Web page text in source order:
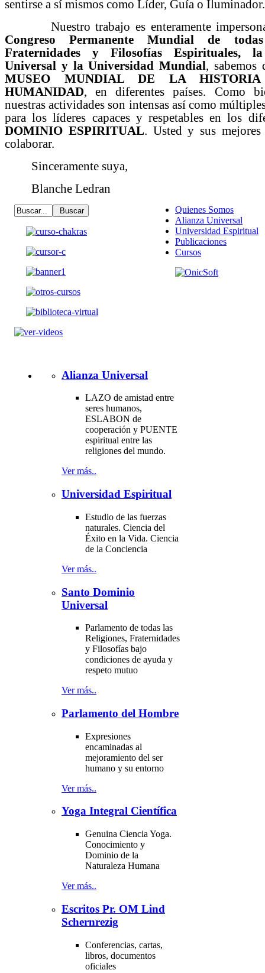
sentirse a sí mismos como Líder, Guía o Iluminador.
Nuestro trabajo es enteramente
Congreso Permanente Mundial de
Fraternidades y Filosofías Espirituales,
Universal y la Universidad Mundial, sabemos
MUSEO MUNDIAL DE LA
HUMANIDAD, en diferentes países. Como
nuestras actividades son intensas así como
para los líderes capaces y respetables en los
DOMINIO ESPIRITUAL. Usted y sus
colaborar.
Sinceramente suya,
Blanche Ledran
Alianza Universal
LAZO de amistad entre
seres humanos,
ESLABON de
cooperación y PUENTE
espiritual entre las
religiones del mundo.
Ver más..
Universidad Espiritual
Estudio de las fuerzas
naturales. Ciencia del
Éxito en la Vida. Ciencia
de la Conciencia
Ver más..
Santo Dominio
Universal
Parlamento de todas las
Religiones, Fraternidades
y Filosofías bajo
condiciones de ayuda y
respeto mutuo
Ver más..
Parlamento del Hombre
Expresiones
encaminadas al
mejoramiento del ser
humano y su entorno
Ver más..
Yoga Integral Científica
Genuina Ciencia Yoga.
Conocimiento y
Dominio de la
Naturaleza Humana
Ver más..
Escritos Pr. OM Lind
Schernrezig
Conferencias, cartas,
libros, documentos
oficiales
Quienes Somos
Alianza Universal
Universidad Espiritual
Publicaciones
Cursos